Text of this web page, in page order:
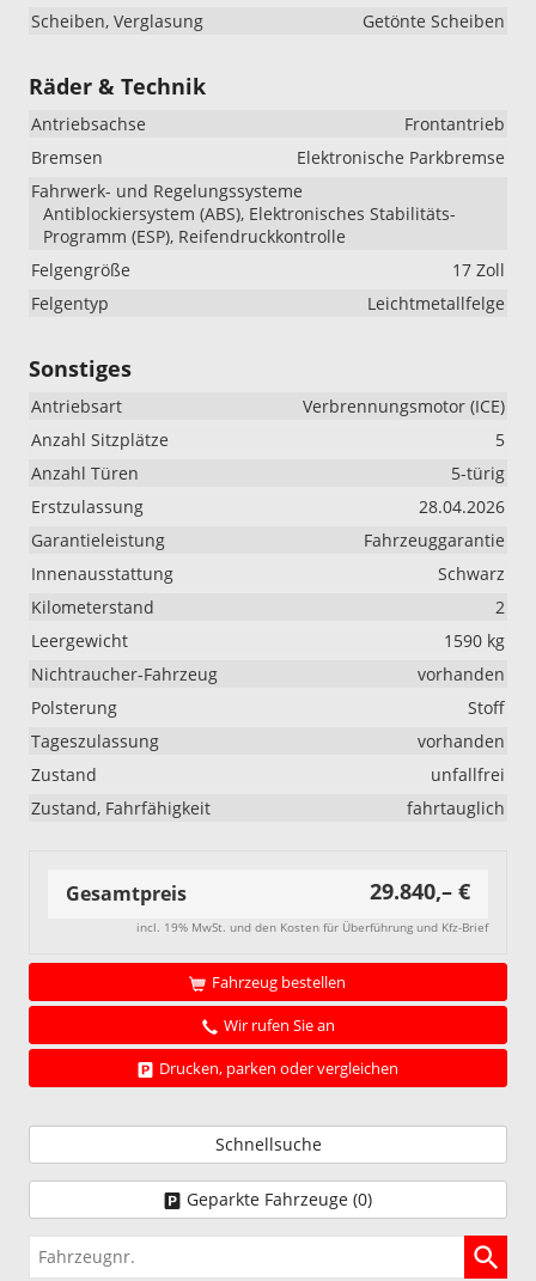
Scheiben, Verglasung
Getönte Scheiben
Räder & Technik
Antriebsachse
Frontantrieb
Bremsen
Elektronische Parkbremse
Fahrwerk- und Regelungssysteme
Antiblockiersystem (ABS), Elektronisches Stabilitäts-
Programm (ESP), Reifendruckkontrolle
Felgengröße
17 Zoll
Felgentyp
Leichtmetallfelge
Sonstiges
Antriebsart
Verbrennungsmotor (ICE)
Anzahl Sitzplätze
5
Anzahl Türen
5-türig
Erstzulassung
28.04.2026
Garantieleistung
Fahrzeuggarantie
Innenausstattung
Schwarz
Kilometerstand
2
Leergewicht
1590 kg
Nichtraucher-Fahrzeug
vorhanden
Polsterung
Stoff
Tageszulassung
vorhanden
Zustand
unfallfrei
Zustand, Fahrfähigkeit
fahrtauglich
Gesamtpreis 29.840,– €
incl. 19% MwSt. und den Kosten für Überführung und Kfz-Brief
Fahrzeug bestellen
Wir rufen Sie an
Drucken, parken oder vergleichen
Schnellsuche
Geparkte Fahrzeuge (0)
Fahrzeugnr.